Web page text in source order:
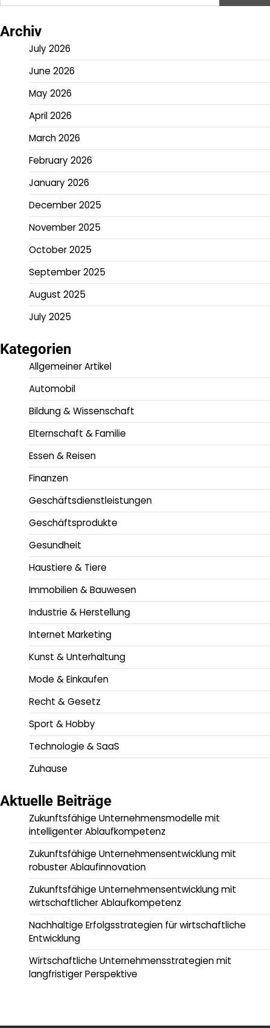
for:
Archiv
July 2026
June 2026
May 2026
April 2026
March 2026
February 2026
January 2026
December 2025
November 2025
October 2025
September 2025
August 2025
July 2025
Kategorien
Allgemeiner Artikel
Automobil
Bildung & Wissenschaft
Elternschaft & Familie
Essen & Reisen
Finanzen
Geschäftsdienstleistungen
Geschäftsprodukte
Gesundheit
Haustiere & Tiere
Immobilien & Bauwesen
Industrie & Herstellung
Internet Marketing
Kunst & Unterhaltung
Mode & Einkaufen
Recht & Gesetz
Sport & Hobby
Technologie & SaaS
Zuhause
Aktuelle Beiträge
Zukunftsfähige Unternehmensmodelle mit
intelligenter Ablaufkompetenz
Zukunftsfähige Unternehmensentwicklung mit
robuster Ablaufinnovation
Zukunftsfähige Unternehmensentwicklung mit
wirtschaftlicher Ablaufkompetenz
Nachhaltige Erfolgsstrategien für wirtschaftliche
Entwicklung
Wirtschaftliche Unternehmensstrategien mit
langfristiger Perspektive